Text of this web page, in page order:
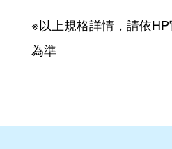
※以上規格詳情，請依
為準